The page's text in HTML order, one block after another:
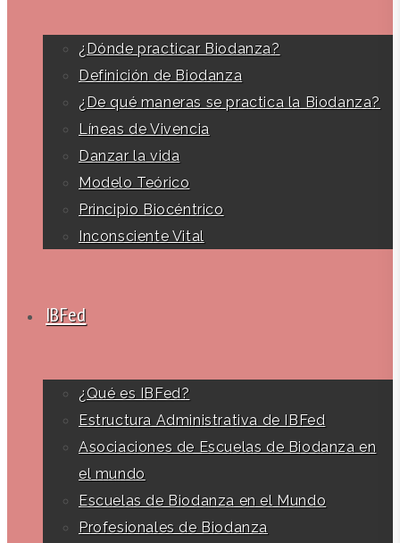
¿Dónde practicar Biodanza?
Definición de Biodanza
¿De qué maneras se practica la Biodanza?
Líneas de Vivencia
Danzar la vida
Modelo Teórico
Principio Biocéntrico
Inconsciente Vital
IBFed
¿Qué es IBFed?
Estructura Administrativa de IBFed
Asociaciones de Escuelas de Biodanza en
el mundo
Escuelas de Biodanza en el Mundo
Profesionales de Biodanza